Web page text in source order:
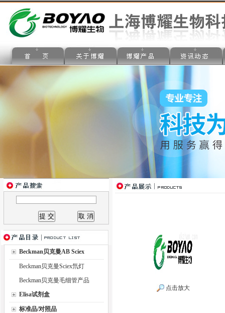
Beckman贝克曼AB Sciex
Beckman贝克曼Sciex氘灯
Beckman贝克曼毛细管产品
Elisa试剂盒
标准品/对照品
点击放大